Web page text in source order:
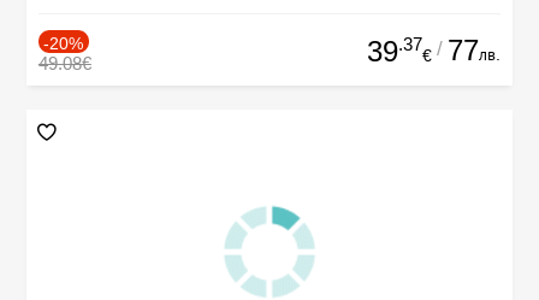
-20%
49.08€ 39.37
€ / 77лв.